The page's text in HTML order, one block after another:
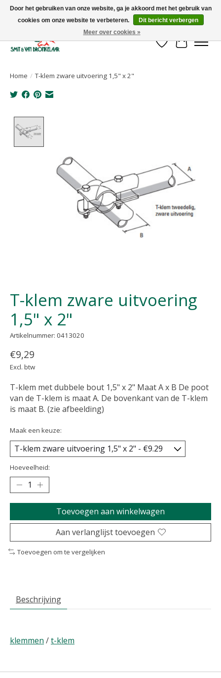
Uw leverancier voor stalinrichtingen en het opruwen van betonvloeren!
Verlanglijst
Home / T-klem zware uitvoering 1,5" x 2"
T-klem zware uitvoering
1,5" x 2"
Artikelnummer: 0413020
€9,29
Excl. btw
T-klem met dubbele bout 1,5" x 2" Maat A x B De poot
van de T-klem is maat A. De bovenkant van de T-klem
is maat B. (zie afbeelding)
Maak een keuze:
Hoeveelheid:
Toevoegen aan winkelwagen
Aan verlanglijst toevoegen
Toevoegen om te vergelijken
Beschrijving
klemmen /t-klem
Door het gebruiken van onze website, ga je akkoord met het gebruik van
cookies om onze website te verbeteren.
Dit bericht verbergen
Meer over cookies »